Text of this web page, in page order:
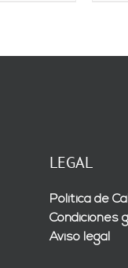
LEGAL
Política de
Condiciones
Aviso legal